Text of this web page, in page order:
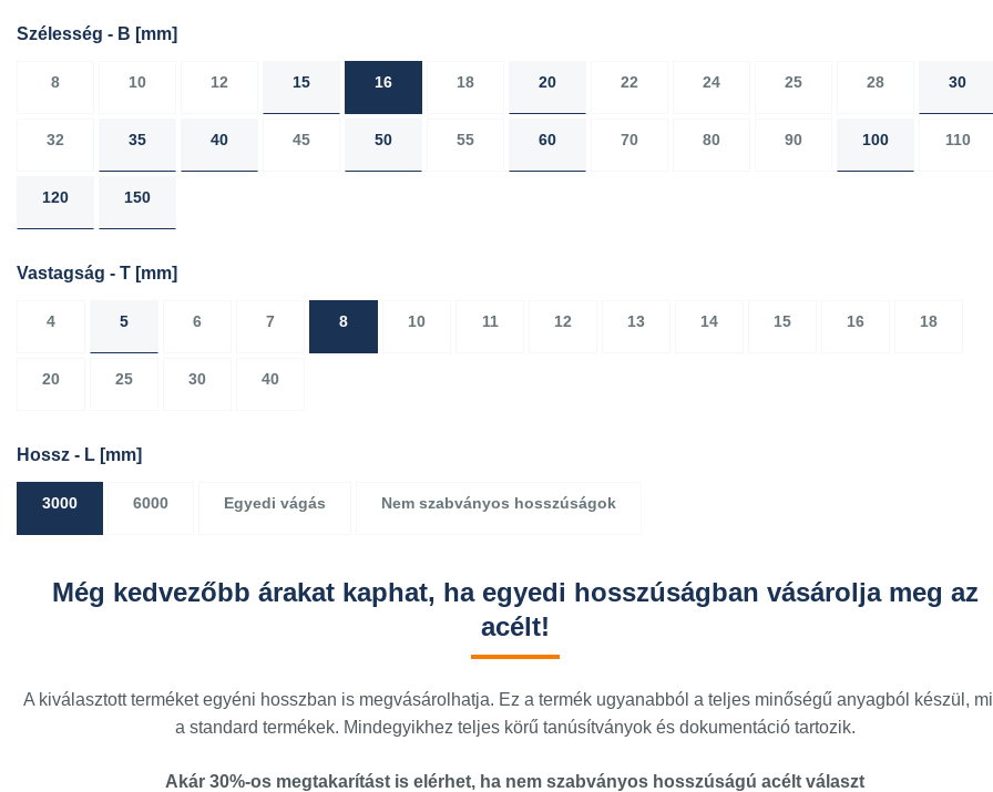
Szélesség - B [mm]
8 10 12 15 16 18 20 22 24 25 28 30
32 35 40 45 50 55 60 70 80 90 100 110
120 150
Vastagság - T [mm]
4 5 6 7 8 10 11 12 13 14 15 16 18
20 25 30 40
Hossz - L [mm]
3000 6000 Egyedi vágás Nem szabványos hosszúságok
Még kedvezőbb árakat kaphat, ha egyedi hosszúságban vásárolja meg az
acélt!
A kiválasztott terméket egyéni hosszban is megvásárolhatja. Ez a termék ugyanabból a teljes minőségű anyagból készül,
a standard termékek. Mindegyikhez teljes körű tanúsítványok és dokumentáció tartozik.
Akár 30%-os megtakarítást is elérhet, ha nem szabványos hosszúságú acélt választ